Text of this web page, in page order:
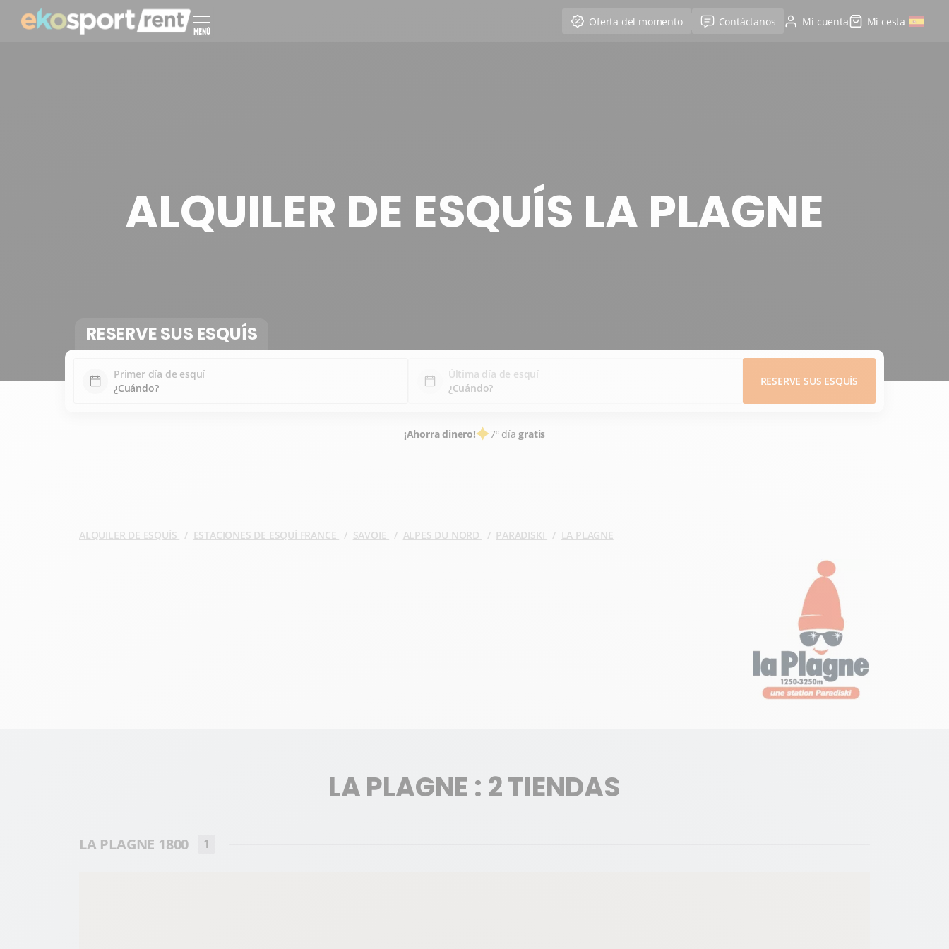
MENÚ
Oferta del momento Contáctanos Mi cuenta Mi cesta
ALQUILER DE ESQUÍS LA PLAGNE
RESERVE SUS ESQUÍS
Primer día de esquí Última día de esquí
RESERVE SUS ESQUÍS
¡Ahorra dinero! 7º díagratis
ALQUILER DE ESQUÍS ESTACIONES DE ESQUÍ FRANCE SAVOIE ALPES DU NORD PARADISKI LA PLAGNE
LA PLAGNE : 2 TIENDAS
LA PLAGNE 1800 1